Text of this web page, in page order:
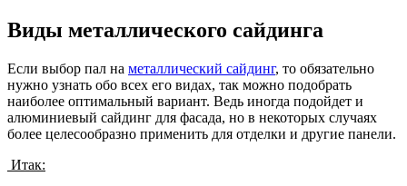
Виды металлического сайдинга
Если выбор пал на металлический сайдинг, то обязательно
нужно узнать обо всех его видах, так можно подобрать
наиболее оптимальный вариант. Ведь иногда подойдет и
алюминиевый сайдинг для фасада, но в некоторых случаях
более целесообразно применить для отделки и другие панели.
Итак: